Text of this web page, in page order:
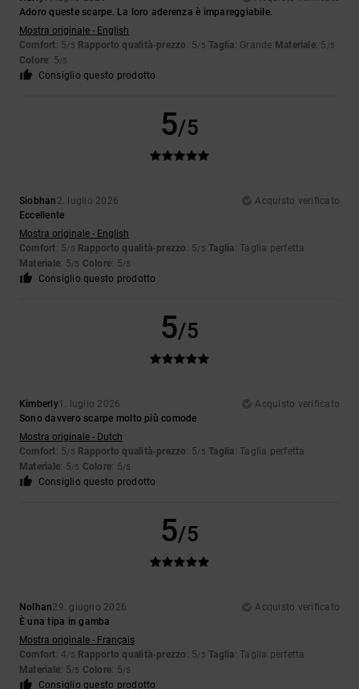
Adoro queste scarpe. La loro aderenza è impareggiabile.
Mostra originale - English
Comfort: 5/5 Rapporto qualità-prezzo : 5/5 Taglia: Grande Materiale: 5 /5
Colore: 5/5
Consiglio questo prodotto
5/5
Siobhan 2. luglio 2026
Acquisto verificato
Eccellente
Mostra originale - English
Comfort: 5/5 Rapporto qualità-prezzo : 5/5 Taglia: Taglia perfetta
Materiale: 5/5 Colore: 5/5
Consiglio questo prodotto
5/5
Kimberly1. luglio 2026
Acquisto verificato
Sono davvero scarpe molto più comode
Mostra originale - Dutch
Comfort: 5/5 Rapporto qualità-prezzo : 5/5 Taglia: Taglia perfetta
Materiale: 5/5 Colore: 5/5
Consiglio questo prodotto
5/5
Nolhan29. giugno 2026
Acquisto verificato
È una tipa in gamba
Mostra originale - Français
Comfort: 4/5 Rapporto qualità-prezzo : 5/5 Taglia: Taglia perfetta
Materiale: 5/5 Colore: 5/5
Consiglio questo prodotto